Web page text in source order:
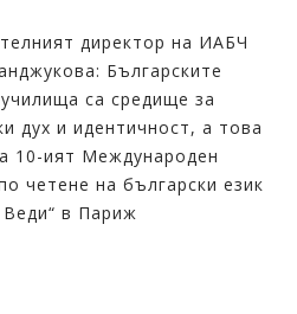
директор на ИАБЧ
Българските
са средище за
дух и идентичност, а това
10-ият Международен
четене на български език
Веди“ в Париж